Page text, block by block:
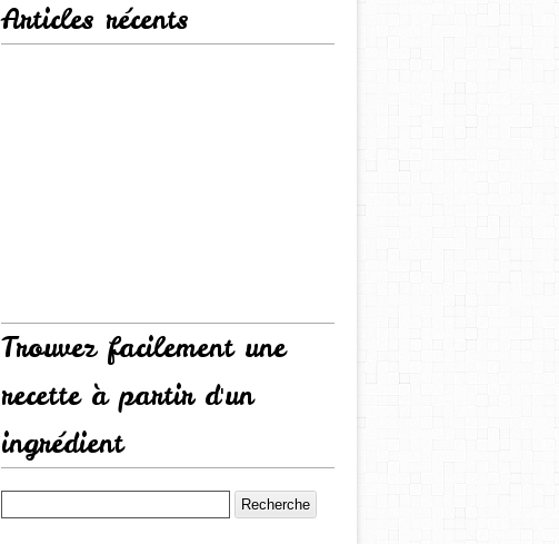
Articles récents
Trouvez facilement une
recette à partir d'un
ingrédient